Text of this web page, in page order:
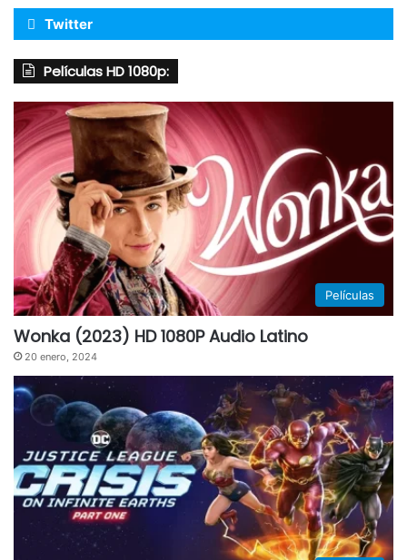
Twitter
Películas HD 1080p:
Películas
Wonka (2023) HD 1080P Audio Latino
20 enero, 2024